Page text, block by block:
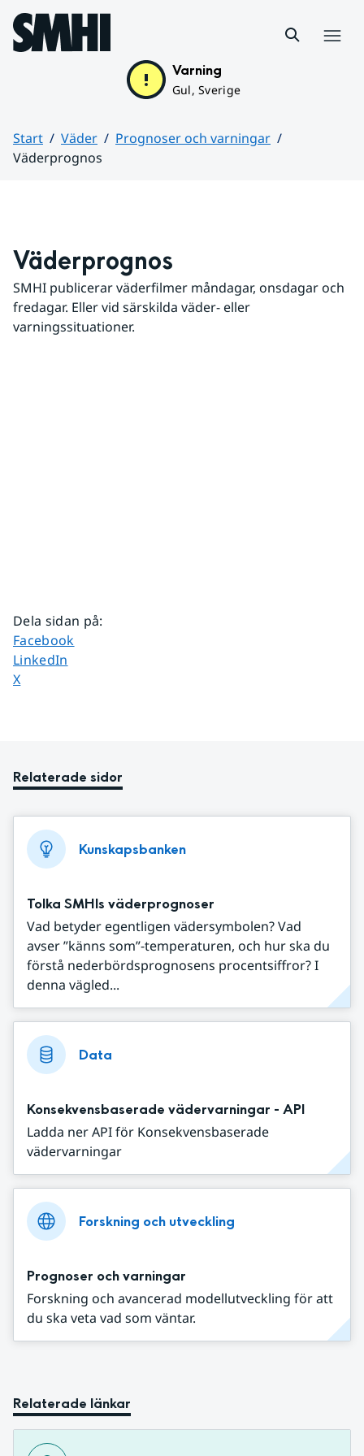
Hoppa till sidans innehåll
Varning
Gul, Sverige
Start Väder
Prognoser och varningar
Väderprognos
Väderprognos
SMHI publicerar väderfilmer måndagar, onsdagar och
fredagar. Eller vid särskilda väder- eller
varningssituationer.
Dela sidan på:
Dela sidan på
Facebook
Dela sidan på
LinkedIn
Dela sidan på
X
Relaterade sidor
Kunskapsbanken
Tolka SMHIs väderprognoser
Vad betyder egentligen vädersymbolen? Vad
avser ”känns som”-temperaturen, och hur ska du
förstå nederbördsprognosens procentsiffror? I
denna vägled...
Data
Konsekvensbaserade vädervarningar - API
Ladda ner API för Konsekvensbaserade
vädervarningar
Forskning och utveckling
Prognoser och varningar
Forskning och avancerad modellutveckling för att
du ska veta vad som väntar.
Relaterade länkar